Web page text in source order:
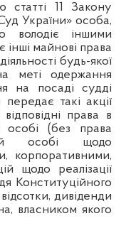
статті 11 Закону
України» особа,
володіє іншими
майнові права
будь-якої
меті одержання
на посаді судді
такі акції
права в
особі (без права
особі щодо
корпоративними,
щодо реалізації
Конституційного
дивіденди
власником якого